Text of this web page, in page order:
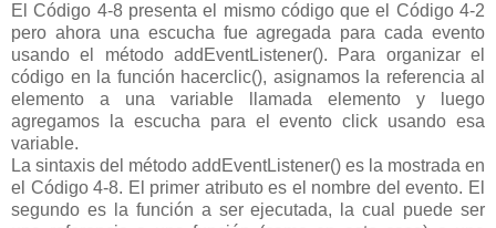
El Código 4-8 presenta el mismo código que el Código 4-2
pero ahora una escucha fue agregada para cada evento
usando el método addEventListener(). Para organizar el
código en la función hacerclic(), asignamos la referencia al
elemento a una variable llamada elemento y luego
agregamos la escucha para el evento click usando esa
variable.
La sintaxis del método addEventListener() es la mostrada en
el Código 4-8. El primer atributo es el nombre del evento. El
segundo es la función a ser ejecutada, la cual puede ser